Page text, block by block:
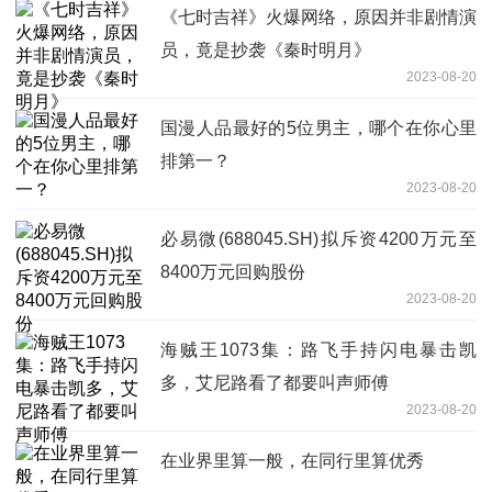
《七时吉祥》火爆网络，原因并非剧情演
员，竟是抄袭《秦时明月》
2023-08-20
国漫人品最好的5位男主，哪个在你心里
排第一？
2023-08-20
必易微(688045.SH)拟斥资4200万元至
8400万元回购股份
2023-08-20
海贼王1073集：路飞手持闪电暴击凯
多，艾尼路看了都要叫声师傅
2023-08-20
在业界里算一般，在同行里算优秀